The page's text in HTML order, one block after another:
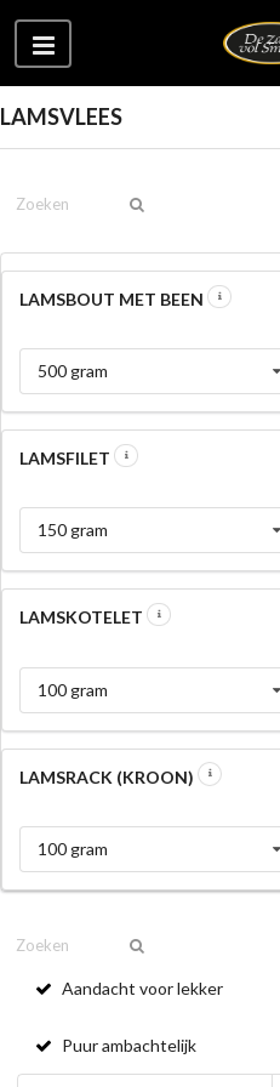
LAMSVLEES
LAMSBOUT MET BEEN
500 gram
LAMSFILET
150 gram
LAMSKOTELET
100 gram
LAMSRACK (KROON)
100 gram
Aandacht voor lekker
Puur ambachtelijk